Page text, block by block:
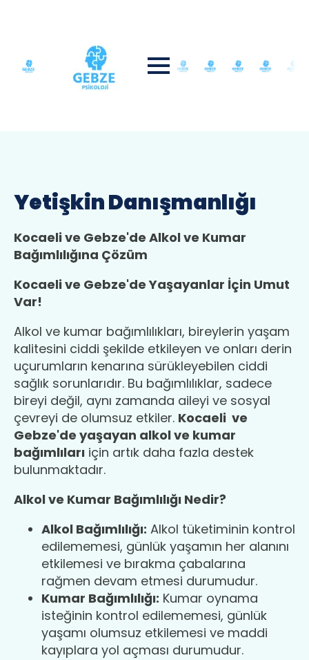
Yetişkin Danışmanlığı
Kocaeli ve Gebze'de Alkol ve Kumar
Bağımlılığına Çözüm
Kocaeli ve Gebze'de Yaşayanlar İçin Umut
Var!
Alkol ve kumar bağımlılıkları, bireylerin yaşam
kalitesini ciddi şekilde etkileyen ve onları derin
uçurumların kenarına sürükleyebilen ciddi
sağlık sorunlarıdır. Bu bağımlılıklar, sadece
bireyi değil, aynı zamanda aileyi ve sosyal
çevreyi de olumsuz etkiler. Kocaeli ve
Gebze'de yaşayan alkol ve kumar
bağımlıları için artık daha fazla destek
bulunmaktadır.
Alkol ve Kumar Bağımlılığı Nedir?
Alkol Bağımlılığı: Alkol tüketiminin kontrol
edilememesi, günlük yaşamın her alanını
etkilemesi ve bırakma çabalarına
rağmen devam etmesi durumudur.
Kumar Bağımlılığı: Kumar oynama
isteğinin kontrol edilememesi, günlük
yaşamı olumsuz etkilemesi ve maddi
kayıplara yol açması durumudur.